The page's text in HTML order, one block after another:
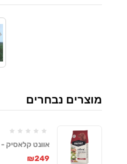
מוצרים נבחרים
Classic
₪249